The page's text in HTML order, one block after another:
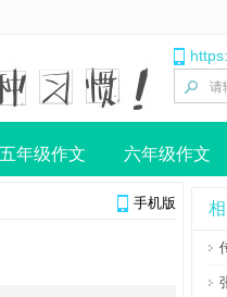
五年级作文 六年级作文
手机版